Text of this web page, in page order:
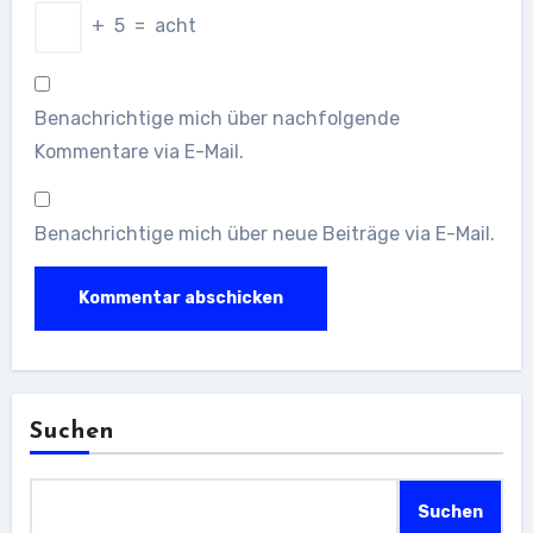
+ 5 = acht
Benachrichtige mich über nachfolgende
Kommentare via E-Mail.
Benachrichtige mich über neue Beiträge via E-Mail.
Suchen
Suchen